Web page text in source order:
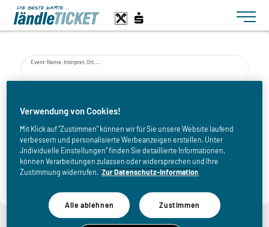
Toggle
Event-Name, Interpret, Ort, ...
bis
Verwendung von Cookies!
Mit Klick auf "Zustimmen" können wir für Sie unsere Website laufend
verbessern und personalisierte Werbeanzeigen erstellen. Unter
„Individuelle Einstellungen“ finden Sie detaillierte Informationen,
können Verarbeitungen zulassen oder widersprechen und Ihre
Zustimmung widerrufen. Zur Datenschutz-Information
Alle ablehnen Zustimmen